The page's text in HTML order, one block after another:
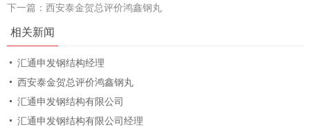
下一篇： 西安泰金贺总评价鸿鑫钢丸
相关新闻
汇通申发钢结构经理
西安泰金贺总评价鸿鑫钢丸
汇通申发钢结构有限公司
汇通申发钢结构有限公司经理